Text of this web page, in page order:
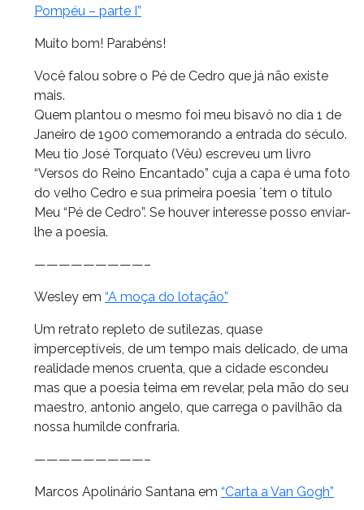
Pompéu – parte I”
Muito bom! Parabéns!
Você falou sobre o Pé de Cedro que já não existe
mais.
Quem plantou o mesmo foi meu bisavô no dia 1 de
Janeiro de 1900 comemorando a entrada do século.
Meu tio José Torquato (Vêu) escreveu um livro
“Versos do Reino Encantado” cuja a capa é uma foto
do velho Cedro e sua primeira poesia ´tem o título
Meu “Pé de Cedro”. Se houver interesse posso enviar-
lhe a poesia.
—————————–
Wesley em “A moça do lotação”
Um retrato repleto de sutilezas, quase
imperceptíveis, de um tempo mais delicado, de uma
realidade menos cruenta, que a cidade escondeu
mas que a poesia teima em revelar, pela mão do seu
maestro, antonio angelo, que carrega o pavilhão da
nossa humilde confraria.
—————————–
Marcos Apolinário Santana em “Carta a Van Gogh”